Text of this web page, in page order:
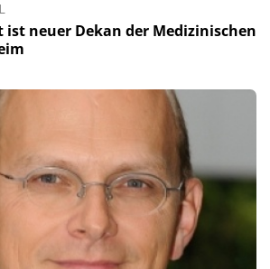
ist neuer Dekan der Medizinischen